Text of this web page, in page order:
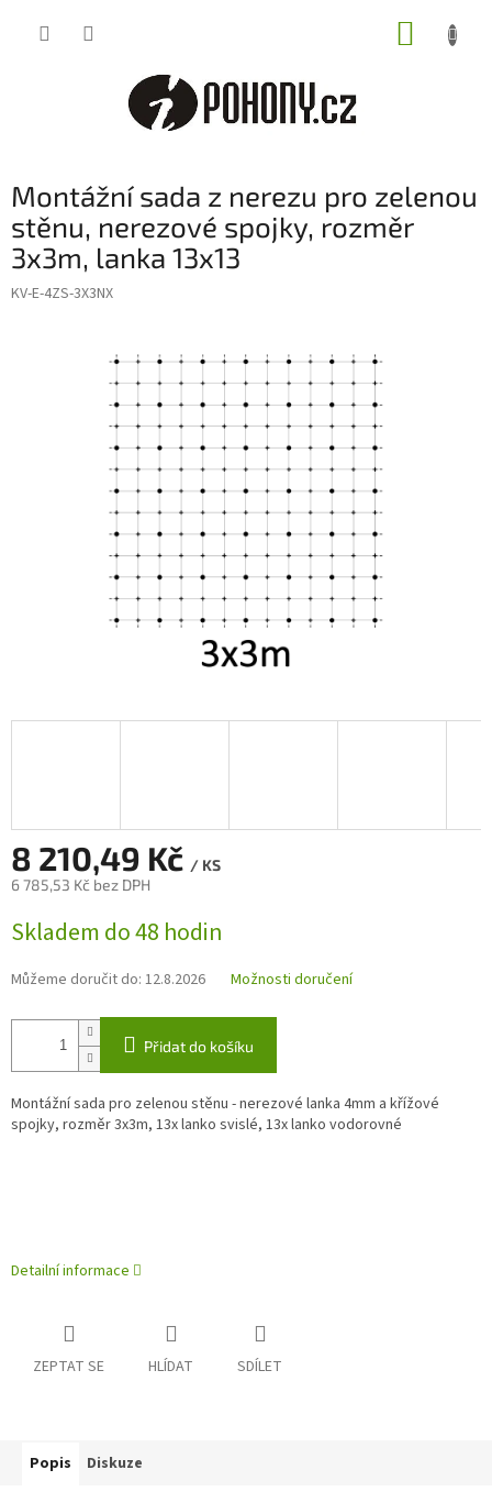
Montážní sada z nerezu pro zelenou
stěnu, nerezové spojky, rozměr
3x3m, lanka 13x13
KV-E-4ZS-3X3NX
8 210,49 Kč / KS
6 785,53 Kč bez DPH
cena:
Skladem do 48 hodin
Můžeme doručit do: 12.8.2026 Možnosti doručení
Přidat do košíku
Montážní sada pro zelenou stěnu - nerezové lanka 4mm a křížové
spojky, rozměr 3x3m, 13x lanko svislé, 13x lanko vodorovné
Detailní informace
ZEPTAT SE HLÍDAT SDÍLET
Popis Diskuze